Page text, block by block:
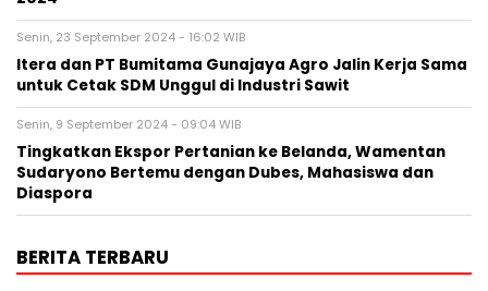
Senin, 23 September 2024 - 16:02 WIB
Itera dan PT Bumitama Gunajaya Agro Jalin Kerja Sama
untuk Cetak SDM Unggul di Industri Sawit
Senin, 9 September 2024 - 09:04 WIB
Tingkatkan Ekspor Pertanian ke Belanda, Wamentan
Sudaryono Bertemu dengan Dubes, Mahasiswa dan
Diaspora
BERITA TERBARU